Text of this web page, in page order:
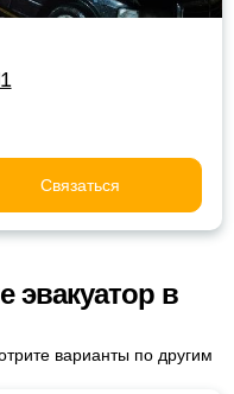
Связаться
эвакуатор в
варианты по другим